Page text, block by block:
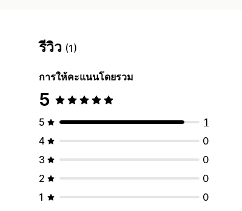
รีวิว (1)
การให้คะแนนโดยรวม
5
5
1
4
0
3
0
2
0
1
0